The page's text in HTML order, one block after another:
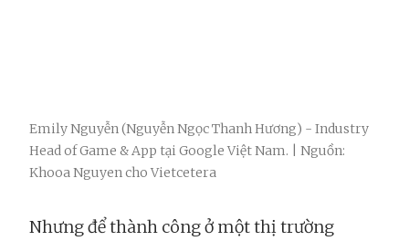
Emily Nguyễn (Nguyễn Ngọc Thanh Hương) - Industry
Head of Game & App tại Google Việt Nam. | Nguồn:
Khooa Nguyen cho Vietcetera
Nhưng để thành công ở một thị trường